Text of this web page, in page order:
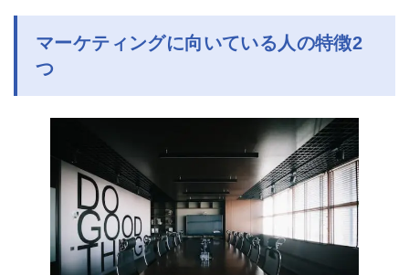
マーケティングに向いている人の特徴2
つ